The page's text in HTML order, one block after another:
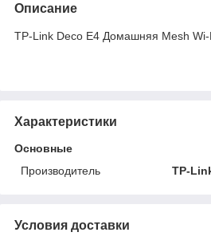
Описание
TP-Link Deco E4 Домашняя Mesh
Характеристики
Основные
Производитель
TP-
Условия доставки